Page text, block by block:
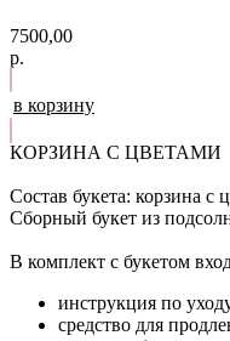
7500,00
р.
в корзину
КОРЗИНА С ЦВЕТАМИ
Состав букета: корзина с
Сборный букет из
В комплект с букетом
инструкция по
средство для